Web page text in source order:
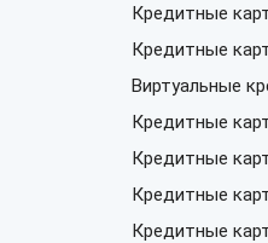
Кредитные
Кредитные
Виртуальные
Кредитные
Кредитные
Кредитные
Кредитные